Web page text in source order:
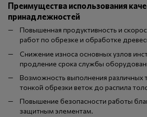
Преимущества использования
принадлежностей
Повышенная продуктивность и
работ по обрезке и обработке
Снижение износа основных узлов
продление срока службы
Возможность выполнения различных
тонкой обрезки веток до распила
Повышение безопасности работы
защитным элементам.